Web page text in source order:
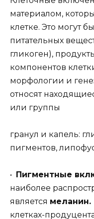
материалом,
клетке. Это могут
питательных
гликоген),
компонентов
морфологии и
относят
или группы
гранул и капель:
пигментов,
• Пигментные
наиболее
является меланин.
клетках-